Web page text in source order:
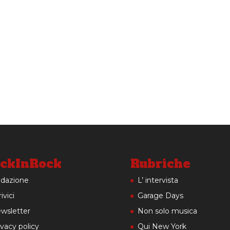
policy
Rubriche
L’ intervista
Garage Days
Non solo musica
Qui New York